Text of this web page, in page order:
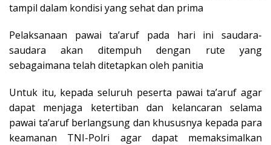
tampil dalam kondisi yang sehat dan prima
Pelaksanaan pawai ta’aruf pada hari ini saudara-
saudara akan ditempuh dengan rute yang
sebagaimana telah ditetapkan oleh panitia
Untuk itu, kepada seluruh peserta pawai ta’aruf agar
dapat menjaga ketertiban dan kelancaran selama
pawai ta’aruf berlangsung dan khususnya kepada para
keamanan TNI-Polri agar dapat memaksimalkan